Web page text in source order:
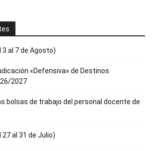
3 al 7 de Agosto)
«Defensiva» de Destinos
2027
bolsas de trabajo del personal docente de
27 al 31 de Julio)